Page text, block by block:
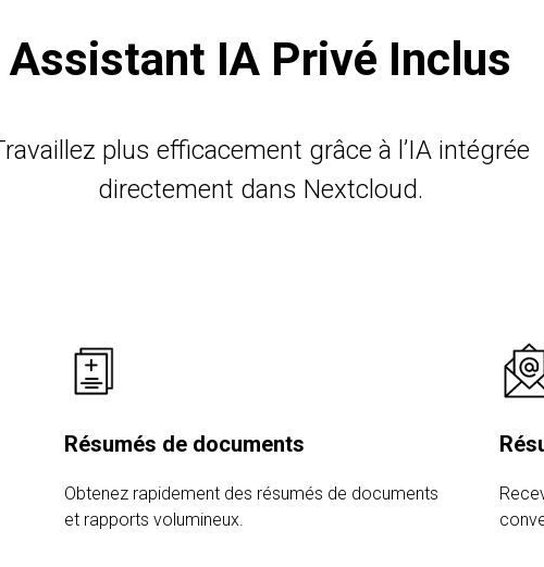
Assistant IA Privé Inclus
plus efficacement grâce à l’IA intégrée
directement dans Nextcloud.
Résumés de documents
Obtenez rapidement des résumés de documents
et rapports volumineux.